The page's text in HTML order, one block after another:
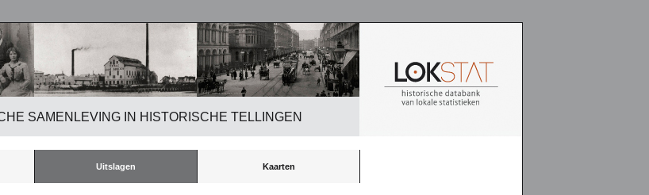
SAMENLEVING IN HISTORISCHE TELLINGEN
Uitslagen Kaarten